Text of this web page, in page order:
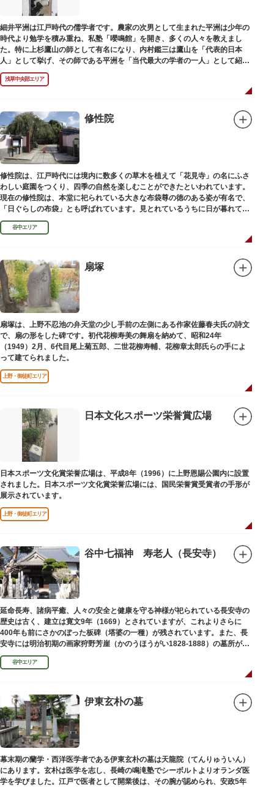
細井平洲は江戸時代の儒学者です。農家の次男として生まれた平洲は少年の
時代より勉学を積み重ね、私塾「嚶鳴館」を開き、多くの人々を教えまし
た。特に上杉鷹山の師として有名になり、内村鑑三は鷹山を「代表的日本
人」として挙げ、その師である平洲を「当代最大の学者の一人」として紹介
しています。お墓は天嶽院（てんがくいん）境内にあります。
浅草中央部エリア
修性院
修性院は、江戸時代には境内に数多くの草木を植えて「花見寺」の名にふさ
わしい庭園をつくり、四季の自然を楽しむことができたといわれています。
現在の修性院は、本堂に祀られている大きな布袋尊の徳のある姿が有名で、
「日ぐらしの布袋」とも呼ばれています。見とれているうちに日が暮れてし
まった、という言い伝えです。
谷中エリア
扇塚
扇塚は、上野不忍池の弁天堂の少し手前の左側にある作家佐藤春夫氏の詩文
で、扇の形をした碑です。初代花柳寿美の舞扇を納めて、昭和24年
（1949）2月、6代目尾上菊五郎、二世花柳寿輔、花柳章太郎氏らの手によ
って建てられました。
上野・御徒町エリア
日本文化スポーツ栄誉賞広場
日本スポーツ文化賞栄誉広場は、平成8年（1996）に上野恩賜公園内に設置
されました。日本スポーツ文化賞栄誉広場には、国民栄誉賞受賞者の手形が
展示されています。
上野・御徒町エリア
谷中七福神 寿老人（長安寺）
延命長寿、諸病平癒、人々の安全と健康を守る神様が祀られている長安寺の
歴史は古く、建立は寛文9年（1669）とされていますが、これよりさらに
400年も前にさかのぼった板碑（塔婆の一種）が残されています。また、長
安寺には明治初期の画家狩野芳崖（かのうほうがい1828-1888）の墓所があ
ります。
谷中エリア
伊東玄朴の墓
幕末期の蘭学・西洋医学者である伊東玄朴の墓は天龍院（てんりゅういん）
にあります。玄朴は医学を志し、長崎の鳴滝塾でシーボルトよりオランダ医
学を学びました。江戸で医者として開業後は、その腕が認められ、安政5年